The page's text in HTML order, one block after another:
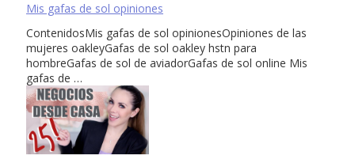
Mis gafas de sol opiniones
ContenidosMis gafas de sol opinionesOpiniones de las
mujeres oakleyGafas de sol oakley hstn para
hombreGafas de sol de aviadorGafas de sol online Mis
gafas de …